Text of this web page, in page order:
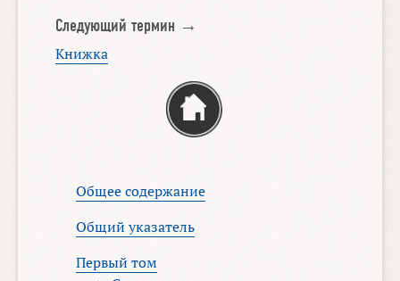
Следующий термин →
Книжка
Общее содержание
Общий указатель
Первый том